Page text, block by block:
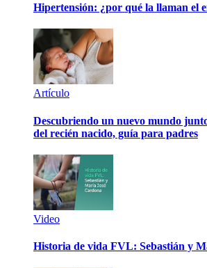
Hipertensión: ¿por qué la llaman el
Artículo
Descubriendo un nuevo mundo
del recién nacido, guía para padres
Video
Historia de vida FVL: Sebastián y